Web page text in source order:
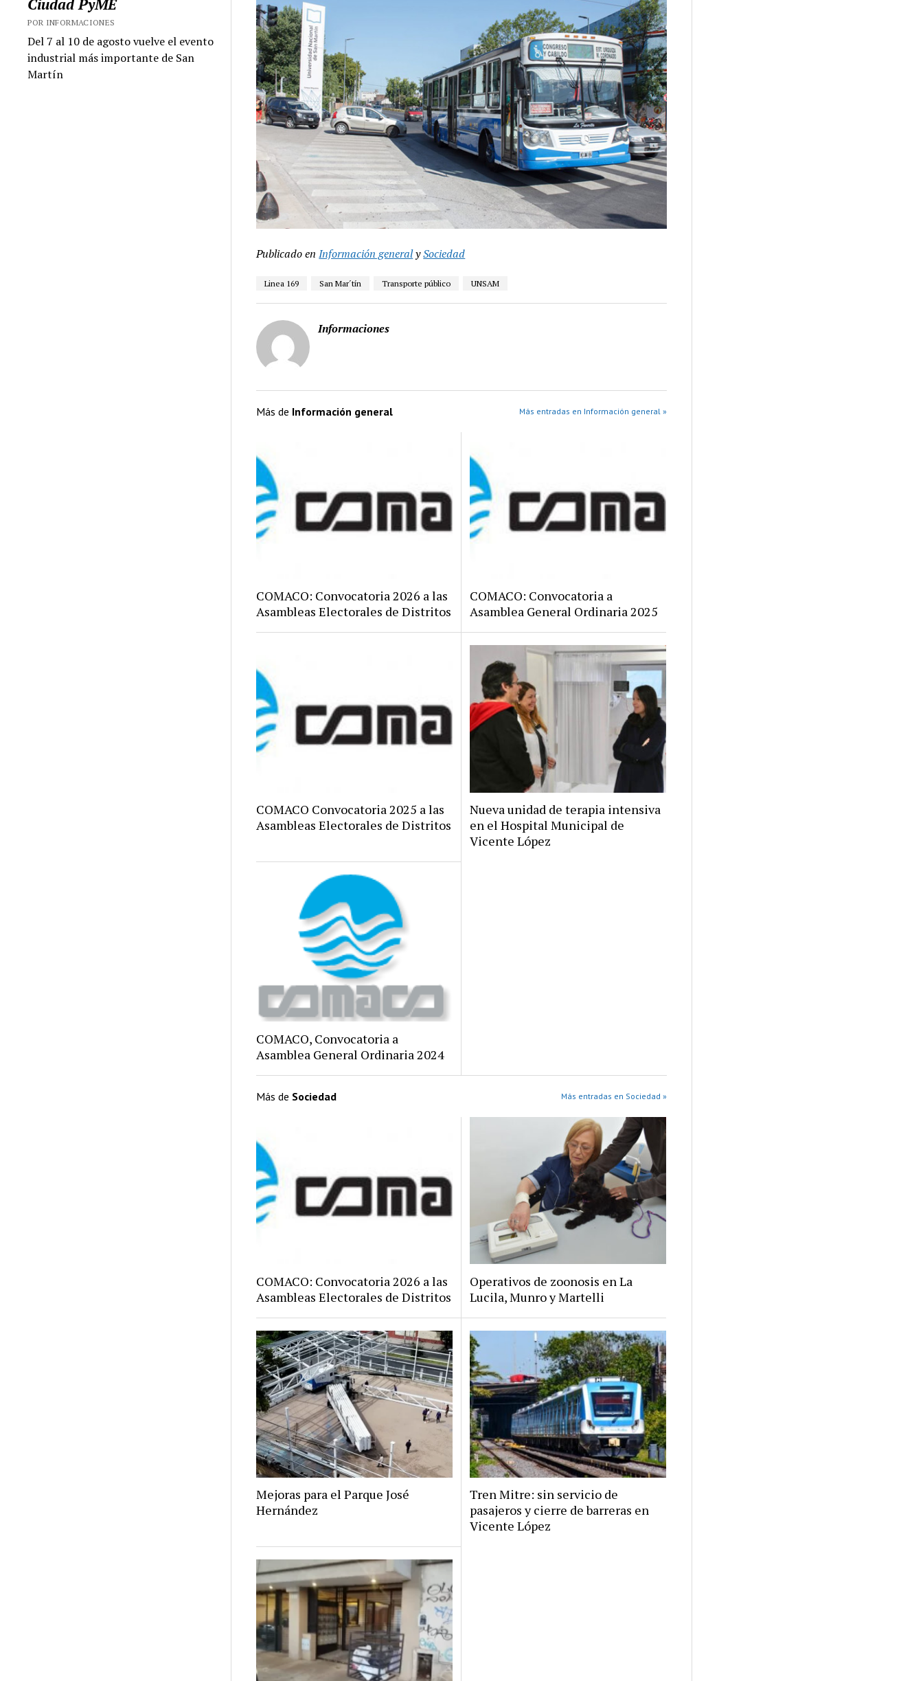
Ciudad PyME
POR INFORMACIONES
Del 7 al 10 de agosto vuelve el evento
industrial más importante de San
Martín
Publicado en Información generalySociedad
Linea 169 San Mar´tín Transporte público UNSAM
Informaciones
Más de Información general Más entradas en Información general »
COMACO: Convocatoria 2026 a las
Asambleas Electorales de Distritos
COMACO: Convocatoria a
Asamblea General Ordinaria 2025
COMACO Convocatoria 2025 a las
Asambleas Electorales de Distritos
Nueva unidad de terapia intensiva
en el Hospital Municipal de
Vicente López
COMACO, Convocatoria a
Asamblea General Ordinaria 2024
Más de Sociedad Más entradas en Sociedad »
COMACO: Convocatoria 2026 a las
Asambleas Electorales de Distritos
Operativos de zoonosis en La
Lucila, Munro y Martelli
Mejoras para el Parque José
Hernández
Tren Mitre: sin servicio de
pasajeros y cierre de barreras en
Vicente López